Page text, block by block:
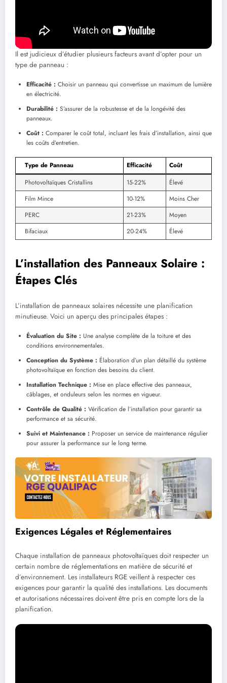
Critères pour Choisir ses Panneaux
Il est judicieux d’étudier plusieurs facteurs avant d’opter pour un
type de panneau :
Efficacité : Choisir un panneau qui convertisse un maximum de lumière
en électricité.
Durabilité : S’assurer de la robustesse et de la longévité des
panneaux.
Coût : Comparer le coût total, incluant les frais d’installation, ainsi que
les coûts d’entretien.
Type de Panneau Efficacité
Coût
Photovoltaïques Cristallins
15-22%
Élevé
Film Mince
10-12%
Moins Cher
PERC
21-23%
Moyen
Bifaciaux
20-24% Élevé
L’installation des Panneaux Solaire :
Étapes Clés
L’installation de panneaux solaires nécessite une planification
minutieuse. Voici un aperçu des principales étapes :
Évaluation du Site : Une analyse complète de la toiture et des
conditions environnementales.
Conception du Système : Élaboration d’un plan détaillé du système
photovoltaïque en fonction des besoins du client.
Installation Technique : Mise en place effective des panneaux,
câblages, et onduleurs selon les normes en vigueur.
Contrôle de Qualité : Vérification de l’installation pour garantir sa
performance et sa sécurité.
Suivi et Maintenance : Proposer un service de maintenance régulier
pour assurer la performance sur le long terme.
Exigenсes Légales et Réglementaires
Chaque installation de panneaux photovoltaïques doit respecter un
certain nombre de réglementations en matière de sécurité et
d’environnement. Les installateurs RGE veillent à respecter ces
exigences pour garantir la qualité des installations. Les documents
et autorisations nécessaires doivent être pris en compte lors de la
planification.